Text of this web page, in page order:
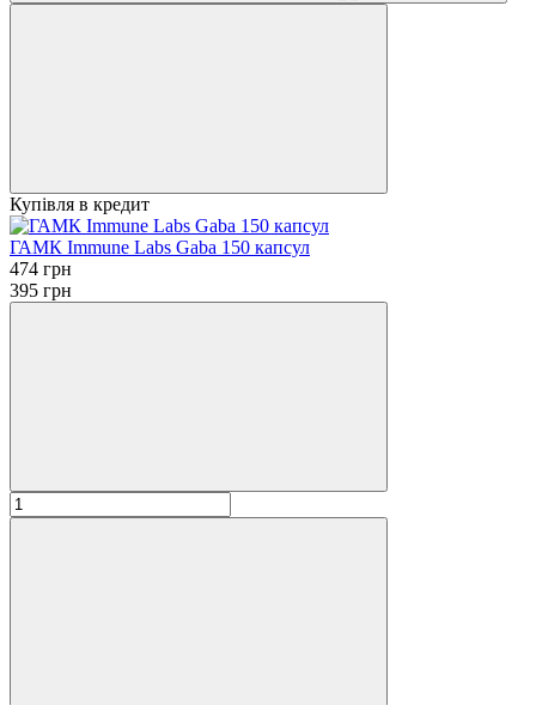
Купівля в кредит
ГАМК Immune Labs Gaba 150 капсул
474 грн
395 грн